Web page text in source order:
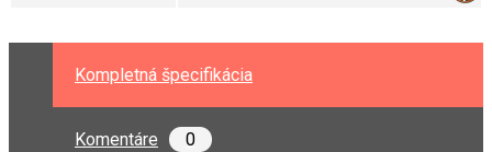
Kompletná špecifikácia
Komentáre 0